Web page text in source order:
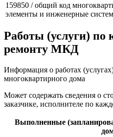
159850 / общий код
элементы и инженерные
Работы (услуги) по
ремонту МКД
Информация о работах
многоквартирного дома
Может содержать сведения о
заказчике, исполнителе по
Выполненные